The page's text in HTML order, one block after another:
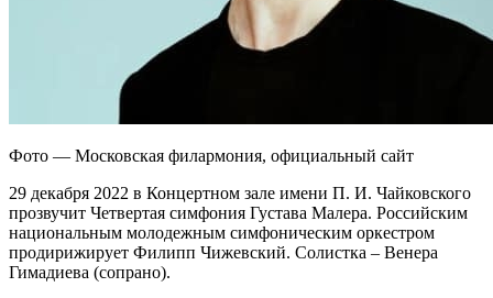
Фото — Московская филармония, официальный сайт
29 декабря 2022 в Концертном зале имени П. И. Чайковского
прозвучит Четвертая симфония Густава Малера. Российским
национальным молодежным симфоническим оркестром
продирижирует Филипп Чижевский. Солистка – Венера
Гимадиева (сопрано).